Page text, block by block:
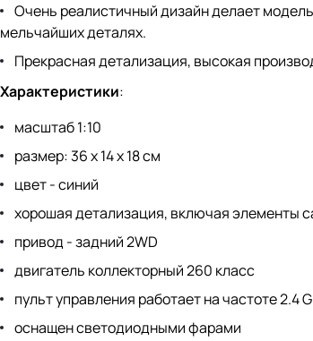
Очень реалистичный дизайн делает
мельчайших деталях.
Прекрасная детализация, высокая
Характеристики:
масштаб 1:10
размер: 36 х 14 х 18 см
цвет - синий
хорошая детализация, включая элементы
привод - задний 2WD
двигатель коллекторный 260 класс
пульт управления работает на частоте 2.4
оснащен светодиодными фарами